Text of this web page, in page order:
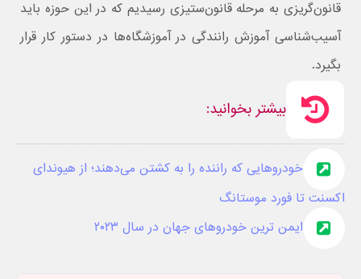
قانون‌گریزی به مرحله قانون‌ستیزی رسیدیم که در این حوزه باید
آسیب‌شناسی آموزش رانندگی در آموزشگاه‌ها در دستور کار قرار
بگیرد.
بیشتر بخوانید:
خودروهایی که راننده را به کشتن می‌دهند؛ از هیوندای
اکسنت تا فورد موستانگ
ایمن ترین خودروهای جهان در سال ۲۰۲۳